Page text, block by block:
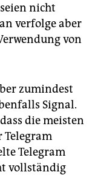
nicht
verfolge aber
von
zumindest
Signal.
die meisten
Telegram
Telegram
vollständig